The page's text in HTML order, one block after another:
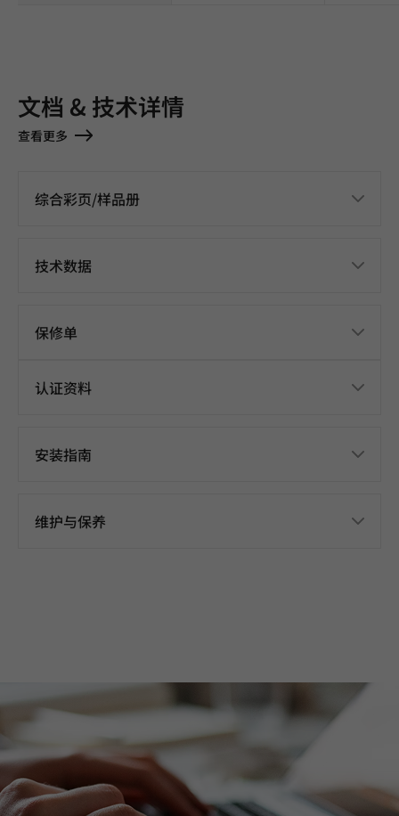
文档 & 技术详情
查看更多
综合彩页/样品册
技术数据
保修单
认证资料
安装指南
维护与保养